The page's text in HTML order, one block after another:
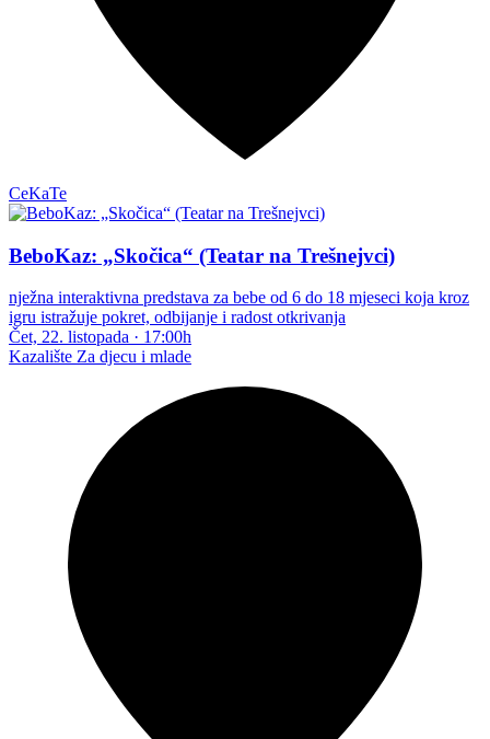
CeKaTe
BeboKaz: „Skočica“ (Teatar na Trešnejvci)
nježna interaktivna predstava za bebe od 6 do 18 mjeseci koja kroz
igru istražuje pokret, odbijanje i radost otkrivanja
Čet, 22. listopada · 17:00h
Kazalište Za djecu i mlade